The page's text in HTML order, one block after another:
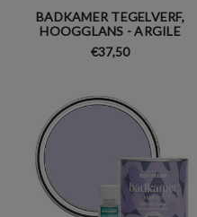
BADKAMER TEGELVERF,
HOOGGLANS - ARGILE
€37,50